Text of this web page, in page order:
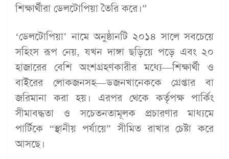
শিক্ষার্থীরা ডেলটোপিয়া তৈরি করে।”
‘ডেলটোপিয়া’ নামে অনুষ্ঠানটি ২০১৪ সালে সবচেয়ে
সহিংস রূপ নেয়, যখন দাঙ্গা ছড়িয়ে পড়ে এবং ২০
হাজারের বেশি অংশগ্রহণকারীর মধ্যে—শিক্ষার্থী ও
বাইরের লোকজনসহ—ডজনখানেককে গ্রেপ্তার বা
জরিমানা করা হয়। এরপর থেকে কর্তৃপক্ষ পার্কিং
সীমাবদ্ধতা ও সচেতনতামূলক প্রচারণার মাধ্যমে
পার্টিকে “স্থানীয় পর্যায়ে” সীমিত রাখার চেষ্টা করে
আসছে।